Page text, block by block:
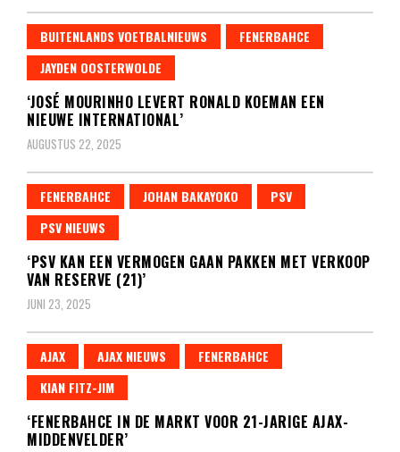
BUITENLANDS VOETBALNIEUWS
FENERBAHCE
JAYDEN OOSTERWOLDE
‘JOSÉ MOURINHO LEVERT RONALD KOEMAN EEN
NIEUWE INTERNATIONAL’
AUGUSTUS 22, 2025
FENERBAHCE JOHAN BAKAYOKO
PSV
PSV NIEUWS
‘PSV KAN EEN VERMOGEN GAAN PAKKEN MET VERKOOP
VAN RESERVE (21)’
JUNI 23, 2025
AJAX AJAX NIEUWS
FENERBAHCE
KIAN FITZ-JIM
‘FENERBAHCE IN DE MARKT VOOR 21-JARIGE AJAX-
MIDDENVELDER’